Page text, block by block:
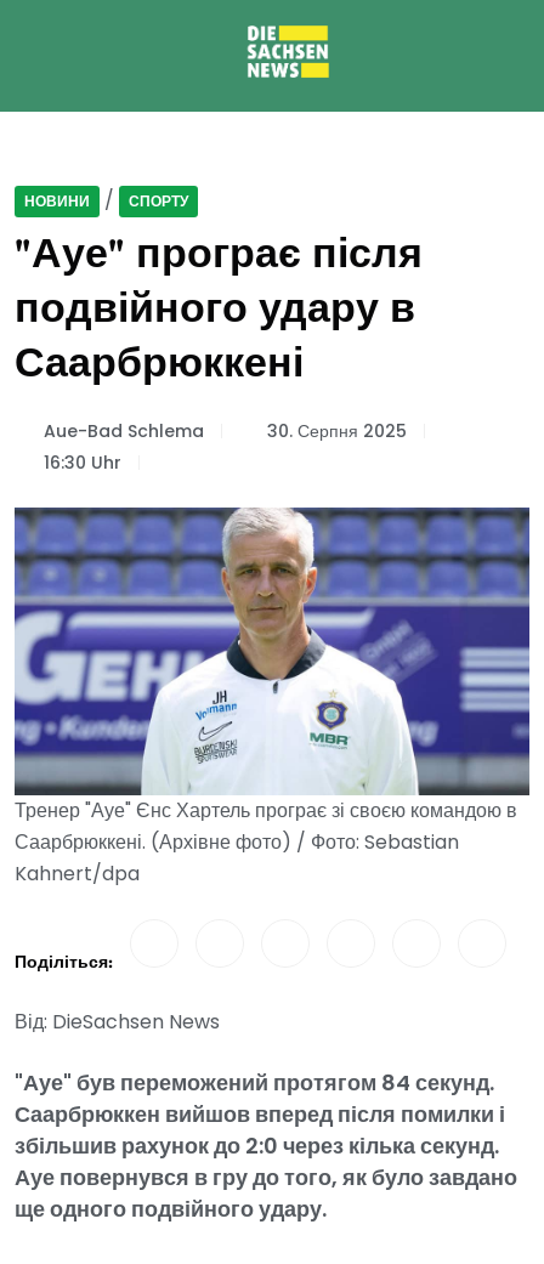
НОВИНИ / СПОРТУ
"Ауе" програє після
подвійного удару в
Саарбрюккені
Aue-Bad Schlema
30. Серпня 2025
16:30 Uhr
Тренер "Ауе" Єнс Хартель програє зі своєю командою в
Саарбрюккені. (Архівне фото) / Фото: Sebastian
Kahnert/dpa
Поділіться:
Від: DieSachsen News
"Ауе" був переможений протягом 84 секунд.
Саарбрюккен вийшов вперед після помилки і
збільшив рахунок до 2:0 через кілька секунд.
Ауе повернувся в гру до того, як було завдано
ще одного подвійного удару.